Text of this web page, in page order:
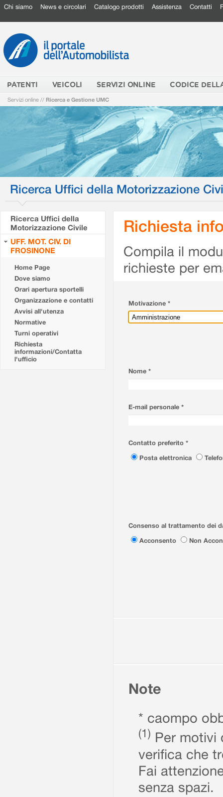
Chi siamo News e circolari Catalogo prodotti Assistenza Contatti
PATENTI VEICOLI SERVIZI ONLINE CODICE
Servizi online // Ricerca e Gestione UMC
Ricerca Uffici della Motorizzazione
Ricerca Uffici della
Motorizzazione Civile
UFF. MOT. CIV. DI
FROSINONE
Home Page
Dove siamo
Orari apertura sportelli
Organizzazione e contatti
Avvisi all'utenza
Normative
Turni operativi
Richiesta
informazioni/Contatta
l'ufficio
Richiesta
Compila il
richieste per
Motivazione *
Nome *
E-mail personale *
Contatto preferito *
Posta elettronica
Consenso al trattamento dei
Acconsento
Non
Note
* caompo
(1) Per motivi
verifica che
Fai
senza spazi.